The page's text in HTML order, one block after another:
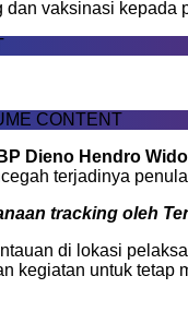
dan vaksinasi kepada
CONTENT
Dieno Hendro
terjadinya
tracking oleh
di lokasi
kegiatan untuk tetap